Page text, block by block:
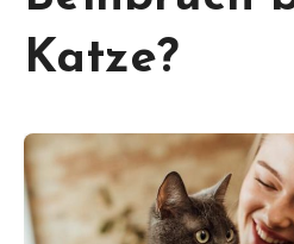
Katze?